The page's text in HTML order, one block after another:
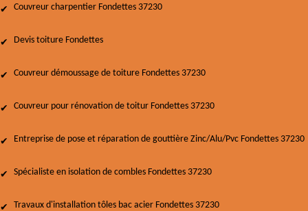
Couvreur charpentier Fondettes 37230
Devis toiture Fondettes
Couvreur démoussage de toiture Fondettes 37230
Couvreur pour rénovation de toitur Fondettes 37230
Entreprise de pose et réparation de gouttière Zinc/Alu/Pvc Fondettes 37230
Spécialiste en isolation de combles Fondettes 37230
Travaux d'installation tôles bac acier Fondettes 37230